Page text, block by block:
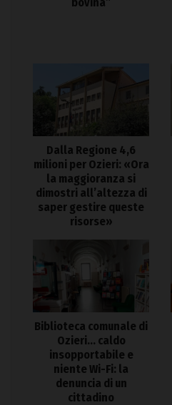
Dalla Regione 4,6
milioni per Ozieri: «Ora
la maggioranza si
dimostri all’altezza di
saper gestire queste
risorse»
Biblioteca comunale di
Ozieri… caldo
insopportabile e
niente Wi-Fi: la
denuncia di un
cittadino